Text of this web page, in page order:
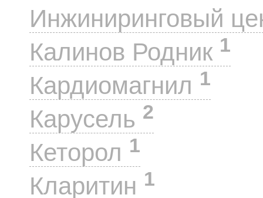
Инжиниринговый
Калинов Родник 1
Кардиомагнил 1
Карусель 2
Кеторол 1
Кларитин 1